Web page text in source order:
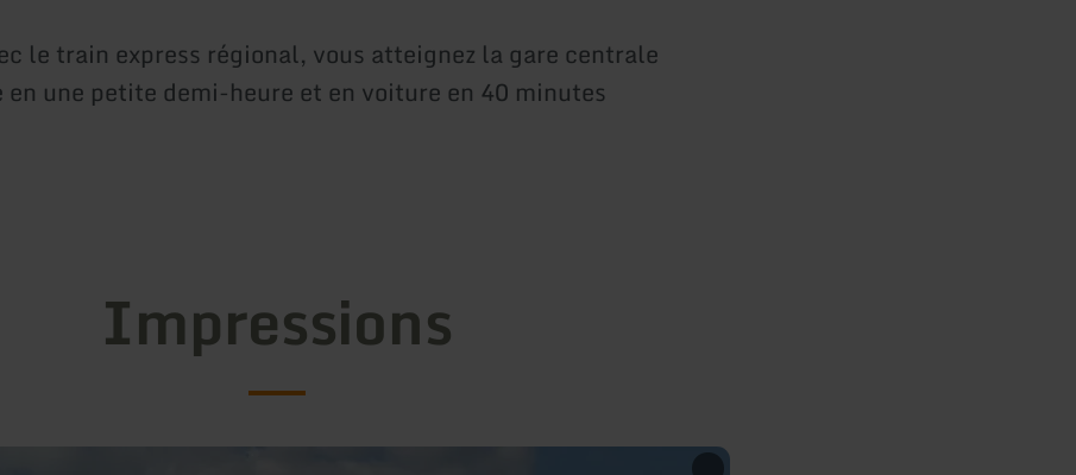
le train express régional, vous atteignez la gare centrale
en une petite demi-heure et en voiture en 40 minutes
Impressions